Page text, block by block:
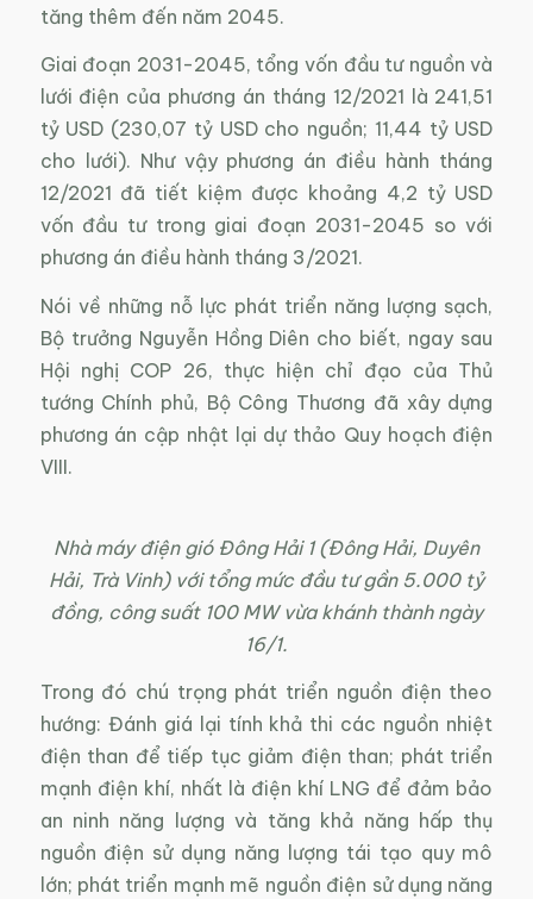
tăng thêm đến năm 2045.
Giai đoạn 2031-2045, tổng vốn đầu tư nguồn và
lưới điện của phương án tháng 12/2021 là 241,51
tỷ USD (230,07 tỷ USD cho nguồn; 11,44 tỷ USD
cho lưới). Như vậy phương án điều hành tháng
12/2021 đã tiết kiệm được khoảng 4,2 tỷ USD
vốn đầu tư trong giai đoạn 2031-2045 so với
phương án điều hành tháng 3/2021.
Nói về những nỗ lực phát triển năng lượng sạch,
Bộ trưởng Nguyễn Hồng Diên cho biết, ngay sau
Hội nghị COP 26, thực hiện chỉ đạo của Thủ
tướng Chính phủ, Bộ Công Thương đã xây dựng
phương án cập nhật lại dự thảo Quy hoạch điện
VIII.
Nhà máy điện gió Đông Hải 1 (Đông Hải, Duyên
Hải, Trà Vinh) với tổng mức đầu tư gần 5.000 tỷ
đồng, công suất 100 MW vừa khánh thành ngày
16/1.
Trong đó chú trọng phát triển nguồn điện theo
hướng: Đánh giá lại tính khả thi các nguồn nhiệt
điện than để tiếp tục giảm điện than; phát triển
mạnh điện khí, nhất là điện khí LNG để đảm bảo
an ninh năng lượng và tăng khả năng hấp thụ
nguồn điện sử dụng năng lượng tái tạo quy mô
lớn; phát triển mạnh mẽ nguồn điện sử dụng năng